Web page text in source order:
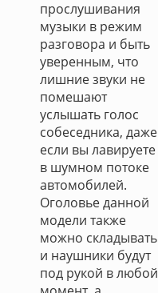
прослушивания
музыки в режим
разговора и быть
уверенным, что
лишние звуки не
помешают
услышать голос
собеседника, даже
если вы лавируете
в шумном потоке
автомобилей.
Оголовье данной
модели также
можно складывать
и наушники будут
под рукой в любой